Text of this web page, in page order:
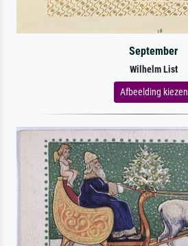
September
Wilhelm List
Afbeelding kiezen